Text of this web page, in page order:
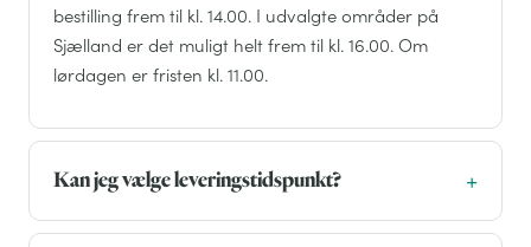
bestilling frem til kl. 14.00. I udvalgte områder på
Sjælland er det muligt helt frem til kl. 16.00. Om
lørdagen er fristen kl. 11.00.
Kan jeg vælge leveringstidspunkt?